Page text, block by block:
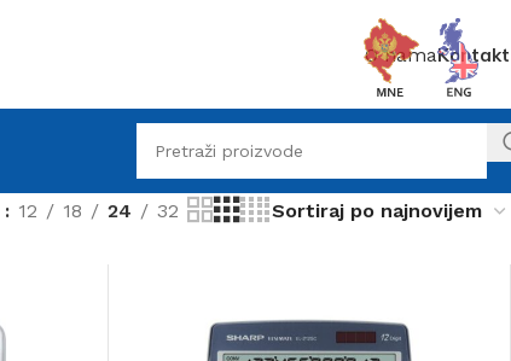
O namaKontakt
12 18 24 32